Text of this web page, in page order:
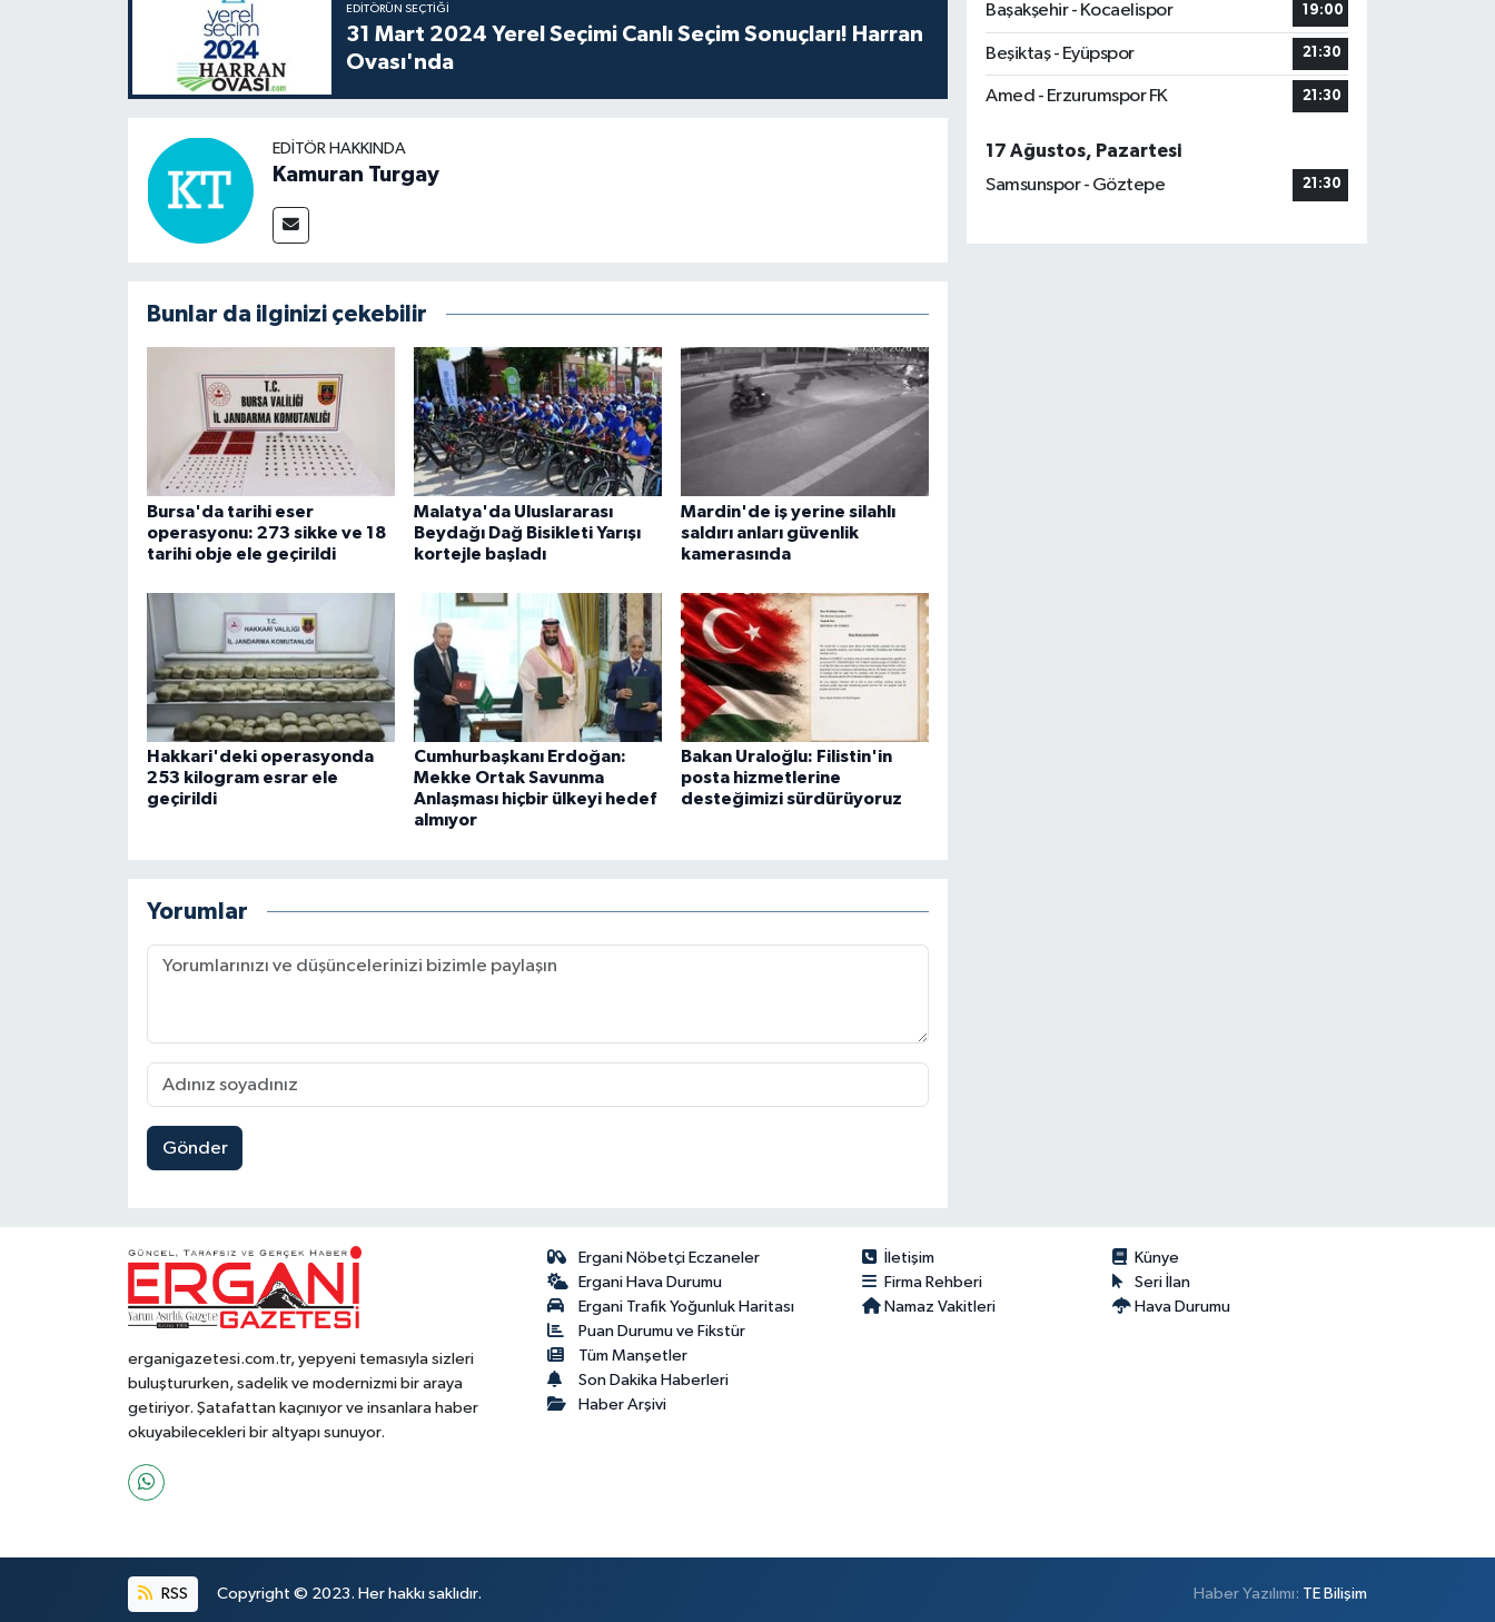
EDITÖRÜN SEÇTIĞI
31 Mart 2024 Yerel Seçimi Canlı Seçim Sonuçları! Harran
Ovası'nda
EDITÖR HAKKINDA
Kamuran Turgay
Bunlar da ilginizi çekebilir
Bursa'da tarihi eser
operasyonu: 273 sikke ve 18
tarihi obje ele geçirildi
Malatya'da Uluslararası
Beydağı Dağ Bisikleti Yarışı
kortejle başladı
Mardin'de iş yerine silahlı
saldırı anları güvenlik
kamerasında
Hakkari'deki operasyonda
253 kilogram esrar ele
geçirildi
Cumhurbaşkanı Erdoğan:
Mekke Ortak Savunma
Anlaşması hiçbir ülkeyi hedef
almıyor
Bakan Uraloğlu: Filistin'in
posta hizmetlerine
desteğimizi sürdürüyoruz
Yorumlar
Gönder
Başakşehir - Kocaelispor
19:00
Beşiktaş - Eyüpspor 21:30
Amed - Erzurumspor FK 21:30
17 Ağustos, Pazartesi
Samsunspor - Göztepe
21:30
erganigazetesi.com.tr, yepyeni temasıyla sizleri
buluştururken, sadelik ve modernizmi bir araya
getiriyor. Şatafattan kaçınıyor ve insanlara haber
okuyabilecekleri bir altyapı sunuyor.
Ergani Nöbetçi Eczaneler
Ergani Hava Durumu
Ergani Trafik Yoğunluk Haritası
Puan Durumu ve Fikstür
Tüm Manşetler
Son Dakika Haberleri
Haber Arşivi
İletişim
Künye
Firma Rehberi
Seri İlan
Namaz Vakitleri
Hava Durumu
RSS Copyright © 2023. Her hakkı saklıdır. Haber Yazılımı: TE Bilişim